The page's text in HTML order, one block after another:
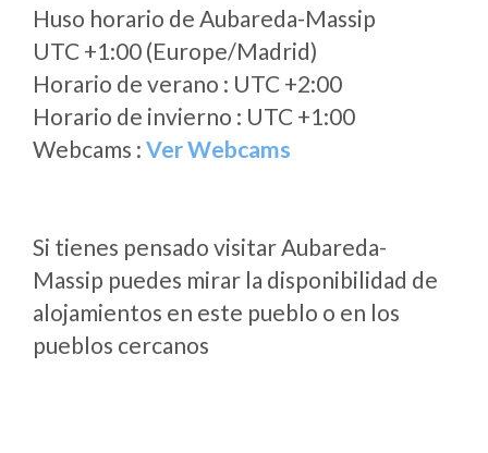
Huso horario de Aubareda-Massip
UTC +1:00 (Europe/Madrid)
Horario de verano : UTC +2:00
Horario de invierno : UTC +1:00
Webcams : Ver Webcams
Si tienes pensado visitar Aubareda-
Massip puedes mirar la disponibilidad de
alojamientos en este pueblo o en los
pueblos cercanos